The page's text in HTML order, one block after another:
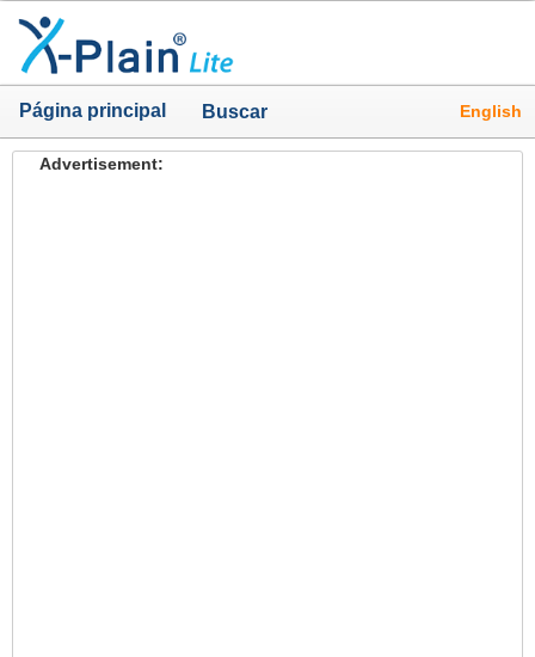
Página principal Buscar English
Advertisement: